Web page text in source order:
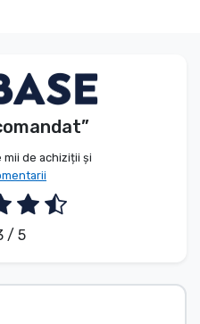
mii de achiziții și
/ 5